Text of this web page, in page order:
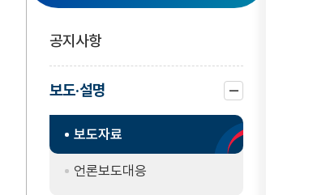
공지사항
보도·설명
하위
메뉴보도자료
언론보도대응